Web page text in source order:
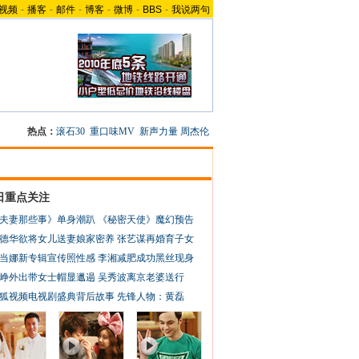
频 - 播客 - 邮件 - 博客 - 微博 - BBS - 我说两句
热点： 滚石30 重口味MV 新声力量 周杰伦
重点关注
妻那些事》单身潮趴
《秘密天使》魔幻预告
华欲将女儿送妻娘家密养 张艺谋再婚育子女
娜新专辑宣传照性感 李湘减肥成功黑丝现身
外出带女士帽显邋遢 吴秀波离京老婆送行
视频电视剧盛典背后故事 先锋人物：黄磊